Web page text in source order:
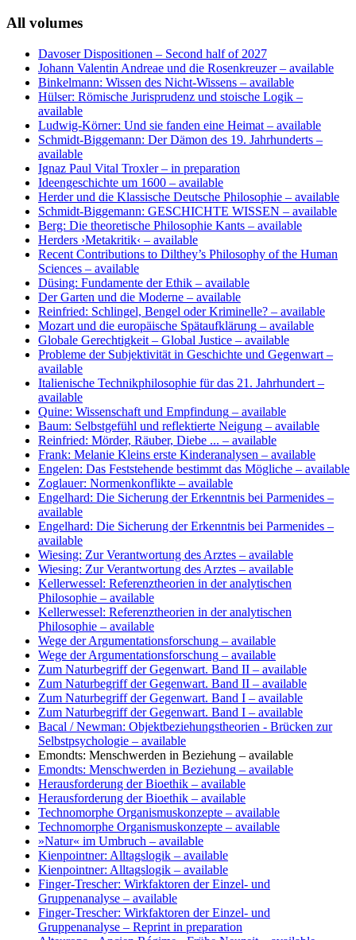
All volumes
Davoser Dispositionen – Second half of 2027
Johann Valentin Andreae und die Rosenkreuzer– available
Binkelmann: Wissen des Nicht-Wissens – available
Hülser: Römische Jurisprudenz und stoische Logik –
available
Ludwig-Körner: Und sie fanden eine Heimat – available
Schmidt-Biggemann: Der Dämon des 19. Jahrhunderts –
available
Ignaz Paul Vital Troxler– in preparation
Ideengeschichte um 1600 – available
Herder und die Klassische Deutsche Philosophie – available
Schmidt-Biggemann: GESCHICHTE WISSEN – available
Berg: Die theoretische Philosophie Kants – available
Herders ›Metakritik‹ – available
Recent Contributions to Dilthey’s Philosophy of the Human
Sciences – available
Düsing: Fundamente der Ethik – available
Der Garten und die Moderne – available
Reinfried: Schlingel, Bengel oder Kriminelle? – available
Mozart und die europäische Spätaufklärung – available
Globale Gerechtigkeit – Global Justice – available
Probleme der Subjektivität in Geschichte und Gegenwart –
available
Italienische Technikphilosophie für das 21. Jahrhundert –
available
Quine: Wissenschaft und Empfindung – available
Baum: Selbstgefühl und reflektierte Neigung – available
Reinfried: Mörder, Räuber, Diebe ... – available
Frank: Melanie Kleins erste Kinderanalysen – available
Engelen: Das Feststehende bestimmt das Mögliche – available
Zoglauer: Normenkonflikte – available
Engelhard: Die Sicherung der Erkenntnis bei Parmenides –
available
Engelhard: Die Sicherung der Erkenntnis bei Parmenides –
available
Wiesing: Zur Verantwortung des Arztes – available
Wiesing: Zur Verantwortung des Arztes – available
Kellerwessel: Referenztheorien in der analytischen
Philosophie – available
Kellerwessel: Referenztheorien in der analytischen
Philosophie – available
Wege der Argumentationsforschung – available
Wege der Argumentationsforschung – available
Zum Naturbegriff der Gegenwart. Band II – available
Zum Naturbegriff der Gegenwart. Band II – available
Zum Naturbegriff der Gegenwart. Band I – available
Zum Naturbegriff der Gegenwart. Band I – available
Bacal / Newman: Objektbeziehungstheorien - Brücken zur
Selbstpsychologie – available
Emondts: Menschwerden in Beziehung – available
Emondts: Menschwerden in Beziehung – available
Herausforderung der Bioethik – available
Herausforderung der Bioethik – available
Technomorphe Organismuskonzepte – available
Technomorphe Organismuskonzepte – available
»Natur« im Umbruch – available
Kienpointner: Alltagslogik – available
Kienpointner: Alltagslogik – available
Finger-Trescher: Wirkfaktoren der Einzel- und
Gruppenanalyse – available
Finger-Trescher: Wirkfaktoren der Einzel- und
Gruppenanalyse – Reprint in preparation